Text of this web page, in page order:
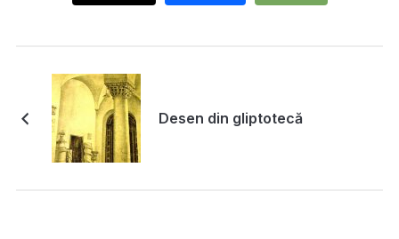
Desen din gliptotecă